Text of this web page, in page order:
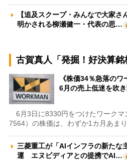
【追及スクープ・みんなで大家
明かされる柳瀬健一・代表の思…
古賀真人「発掘！好決算銘
《株価34％急落のワ
6月の売上低迷を吹
6月3日に8330円をつけたワークマ
7564）の株価は、わずか1カ月あま
三菱重工が「AIインフラの新たな
運 エヌビディアとの提携でAI…